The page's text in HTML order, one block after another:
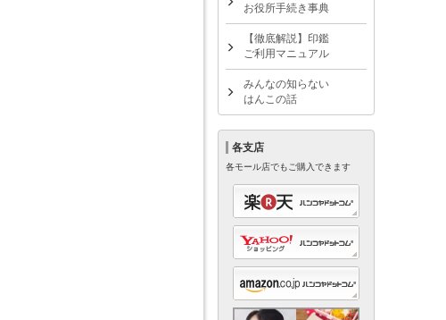
お役所手続き事典
【徹底解説】印鑑
ご利用マニュアル
みんなの知らない
はんこの話
各支店
各モール店でもご購入できます